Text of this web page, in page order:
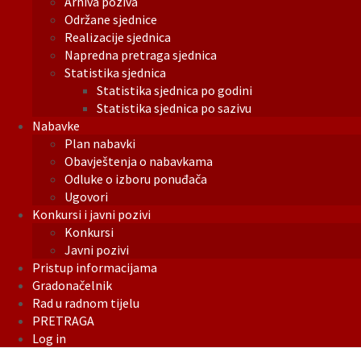
Održane sjednice
Realizacije sjednica
Napredna pretraga sjednica
Statistika sjednica
Statistika sjednica po godini
Statistika sjednica po sazivu
Nabavke
Plan nabavki
Obavještenja o nabavkama
Odluke o izboru ponuđača
Ugovori
Konkursi i javni pozivi
Konkursi
Javni pozivi
Pristup informacijama
Gradonačelnik
Rad u radnom tijelu
PRETRAGA
Log in